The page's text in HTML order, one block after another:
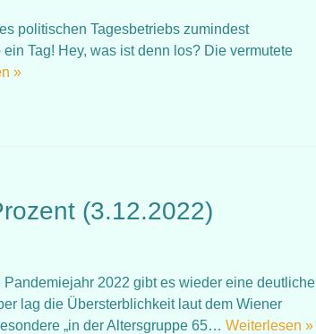
politischen Tagesbetriebs zumindest
Tag! Hey, was ist denn los? Die vermutete
»
(3.12.2022)
2022 gibt es wieder eine deutliche
lag die Übersterblichkeit laut dem Wiener
„in der Altersgruppe 65… Weiterlesen »